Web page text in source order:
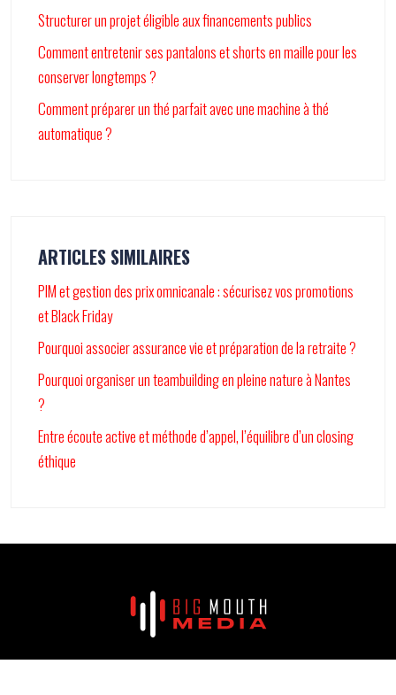
Structurer un projet éligible aux financements publics
Comment entretenir ses pantalons et shorts en maille pour les
conserver longtemps ?
Comment préparer un thé parfait avec une machine à thé
automatique ?
ARTICLES SIMILAIRES
PIM et gestion des prix omnicanale : sécurisez vos promotions
et Black Friday
Pourquoi associer assurance vie et préparation de la retraite ?
Pourquoi organiser un teambuilding en pleine nature à Nantes
?
Entre écoute active et méthode d’appel, l’équilibre d’un closing
éthique